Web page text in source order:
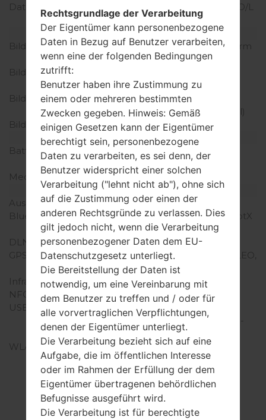
Daten
GSM/CDMA/HSPA/EVDO/L
TE
Anzeige
Bildschirmgröße
6.4 Zoll (~83.3% Bildschirm
zu Körper Verhältnis)
Bildschirmtyp
Touchscreen
Bildschirmerweiterung
1080 x 2340 Pixel (~403
Dichte der Pixel pro Zoll)
Bildschirmfarben
16M Farben
Batterie und Tastatur
Batteriekapazität
nicht entfernbar Li-Po
4000 mAh
Mechanische Tastatur
-
Interfaces
Ausgabe für Audio
3.5mm jack
Bluetooth
Version 5.0, A2DP, LE, aptX
HD
DLNA
-
GPS
A-GPS, GLONASS, GALILEO,
BDS
Infrarotanschluss
-
NFC
Ja
USB
3.1, Type-C 1.0
Wendestecker, USB On-
The-Go
WLAN
Wi-Fi 802.11 a/b/g/n/ac,
dual-band, Wi-Fi Direct,
DLNA, hotspot
Rechtsgrundlage der Verarbeitung
Der Eigentümer kann personenbezogene
Daten in Bezug auf Benutzer verarbeiten,
wenn eine der folgenden Bedingungen
zutrifft:
Benutzer haben ihre Zustimmung zu
einem oder mehreren bestimmten
Zwecken gegeben. Hinweis: Gemäß
einigen Gesetzen kann der Eigentümer
berechtigt sein, personenbezogene
Daten zu verarbeiten, es sei denn, der
Benutzer widerspricht einer solchen
Verarbeitung ("lehnt nicht ab"), ohne sich
auf die Zustimmung oder einen der
anderen Rechtsgründe zu verlassen. Dies
gilt jedoch nicht, wenn die Verarbeitung
personenbezogener Daten dem EU-
Datenschutzgesetz unterliegt.
Die Bereitstellung der Daten ist
notwendig, um eine Vereinbarung mit
dem Benutzer zu treffen und / oder für
alle vorvertraglichen Verpflichtungen,
denen der Eigentümer unterliegt.
Die Verarbeitung bezieht sich auf eine
Aufgabe, die im öffentlichen Interesse
oder im Rahmen der Erfüllung der dem
Eigentümer übertragenen behördlichen
Befugnisse ausgeführt wird.
Die Verarbeitung ist für berechtigte